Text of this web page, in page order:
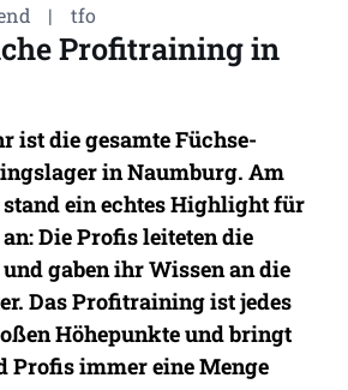
| tfo
Profitraining in
ist die gesamte Füchse-
in Naumburg. Am
ein echtes Highlight für
Die Profis leiteten die
gaben ihr Wissen an die
Das Profitraining ist jedes
Höhepunkte und bringt
Profis immer eine Menge